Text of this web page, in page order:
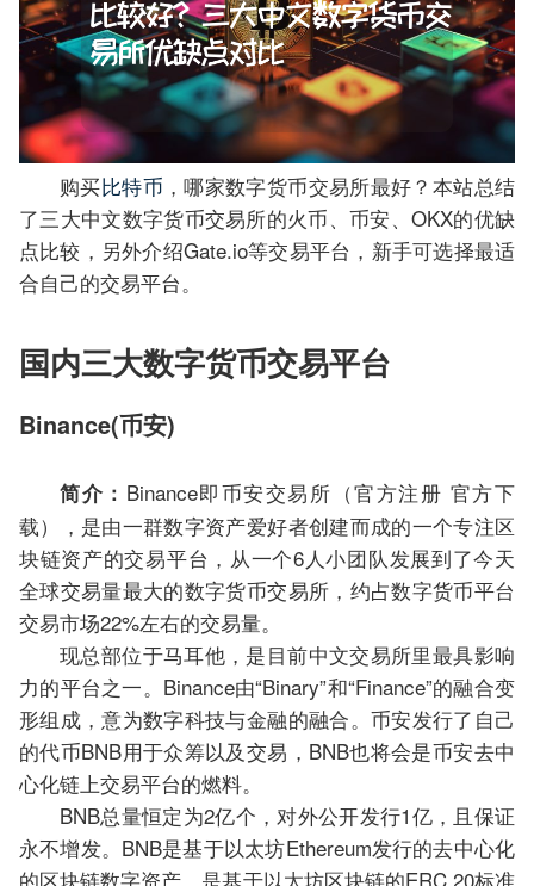
购买比特币 ，哪家数字货币交易所最好？本站总结
了三大中文数字货币交易所的火币、币安、OKX的优缺
点比较，另外介绍Gate.io等交易平台，新手可选择最适
合自己的交易平台。
国内三大数字货币交易平台
Binance(币安)
简介： Binance即币安交易所（官方注册 官方下
载），是由一群数字资产爱好者创建而成的一个专注区
块链资产的交易平台，从一个6人小团队发展到了今天
全球交易量最大的数字货币交易所，约占数字货币平台
交易市场22%左右的交易量。
现总部位于马耳他，是目前中文交易所里最具影响
力的平台之一。Binance由“Binary”和“Finance”的融合变
形组成，意为数字科技与金融的融合。币安发行了自己
的代币BNB用于众筹以及交易，BNB也将会是币安去中
心化链上交易平台的燃料。
BNB总量恒定为2亿个，对外公开发行1亿，且保证
永不增发。BNB是基于以太坊Ethereum发行的去中心化
的区块链数字资产，是基于以太坊区块链的ERC 20标准